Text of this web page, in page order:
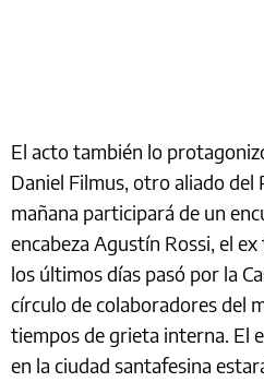
El acto también lo
Daniel Filmus, otro aliado del
mañana participará de un
encabeza Agustín Rossi, el
los últimos días pasó por la
círculo de colaboradores del
tiempos de grieta interna. El
en la ciudad santafesina